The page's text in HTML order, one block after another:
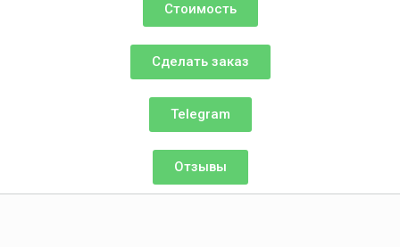
Стоимость
Сделать заказ
Telegram
Отзывы